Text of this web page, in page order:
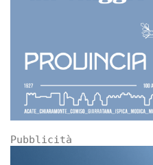
Pubblicità